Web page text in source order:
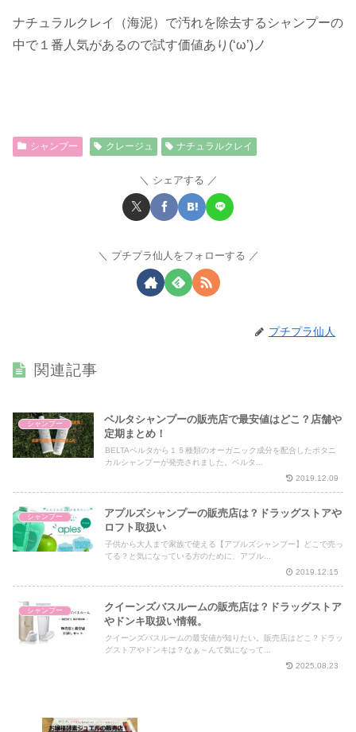
ナチュラルクレイ（海泥）で汚れを除去するシャンプーの
中で１番人気があるので試す価値あり(‘ω’)ノ
シャンプー クレージュ ナチュラルクレイ
シェアする
プチプラ仙人をフォローする
プチプラ仙人
関連記事
シャンプー
ベルタシャンプーの販売店で最安値はどこ？店舗や
定期まとめ！
BELTAベルタから１５種類のオーガニック成分を配合したボタニ
カルシャンプーが発売されました。ベルタ...
2019.12.09
シャンプー
アプルズシャンプーの販売店は？ドラッグストアや
ロフト取扱い
子供から大人まで家族で使える【アプルズシャンプー】どこで売っ
てる？と気になっている方のために、アプル...
2019.12.15
シャンプー
クイーンズバスルームの販売店は？ドラッグストア
やドンキ取扱い情報。
クイーンズバスルームの最安値が知りたい。販売店はどこ？ドラッ
グストアやドンキは？なぁ～んて気になって...
2025.08.23